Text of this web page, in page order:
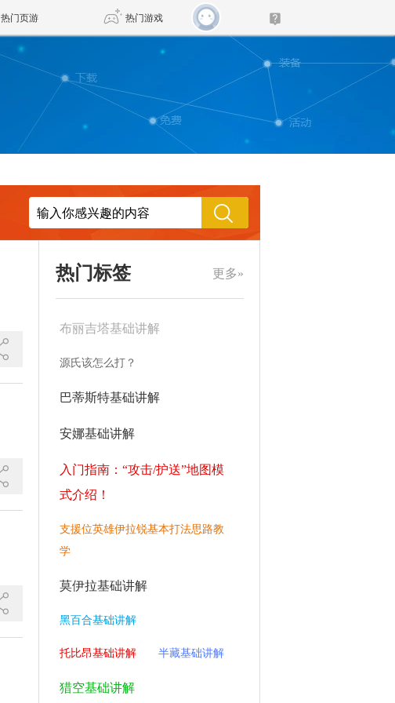
热门页游 热门游戏
DNF 传奇4
天堂
王权与自由 诛仙世界 新仙侠5
更多»
热门标签
布丽吉塔基础讲解
源氏该怎么打？
巴蒂斯特基础讲解
安娜基础讲解
入门指南：“攻击/护送”地图模
式介绍！
支援位英雄伊拉锐基本打法思路教
学
莫伊拉基础讲解
黑百合基础讲解
托比昂基础讲解 半藏基础讲解
猎空基础讲解